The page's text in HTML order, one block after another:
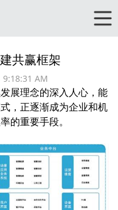
共赢框架
AM
展理念的深入人心，能
，正逐渐成为企业和机
的重要手段。